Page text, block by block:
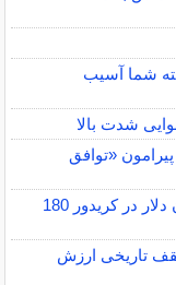
شما آسیب
«توافق
اصلاح قیمت‌ها در بازار طلا ادامه دارد | نوسان دلار در کریدور 180
امروز یکشنبه 18 مرداد 1405 / سقف تاریخی ارزش